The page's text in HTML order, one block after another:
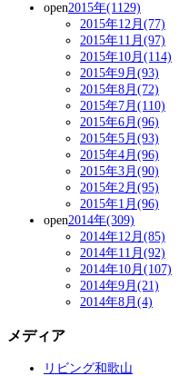
open2015年(1129)
2015年12月(77)
2015年11月(97)
2015年10月(114)
2015年9月(93)
2015年8月(72)
2015年7月(110)
2015年6月(96)
2015年5月(93)
2015年4月(96)
2015年3月(90)
2015年2月(95)
2015年1月(96)
open2014年(309)
2014年12月(85)
2014年11月(92)
2014年10月(107)
2014年9月(21)
2014年8月(4)
メディア
リビング和歌山